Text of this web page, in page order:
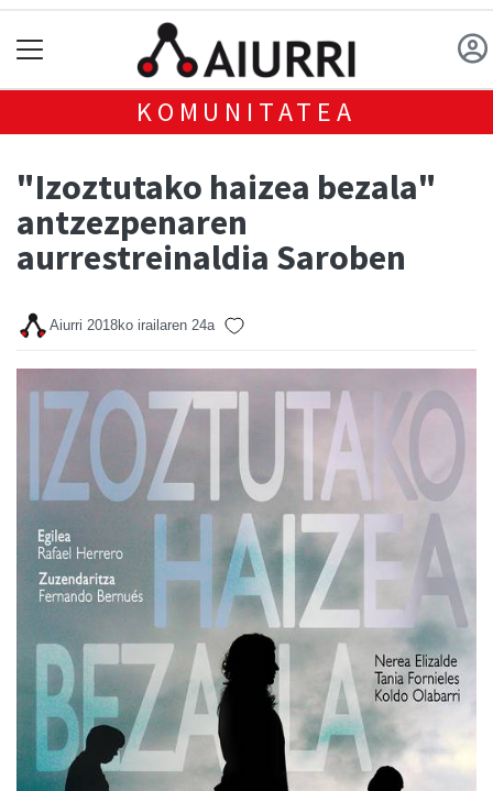
KOMUNITATEA
"Izoztutako haizea bezala"
antzezpenaren
aurrestreinaldia Saroben
Aiurri 2018ko irailaren 24a